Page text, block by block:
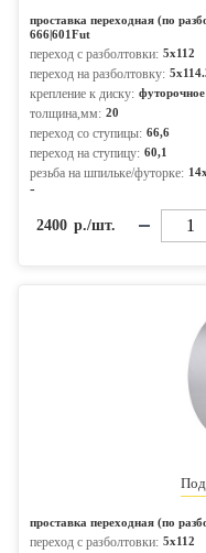
проставка переходная (по
666|601Fut
переход с разболтовки: 5x112
переход на разболтовку:
крепление к диску: футорочное
толщина,мм: 20
переход со ступицы: 66,6
переход на ступицу: 60,1
резьба на шпильке/футорке:
-
2400 р./шт.
проставка переходная (по
переход с разболтовки: 5x112